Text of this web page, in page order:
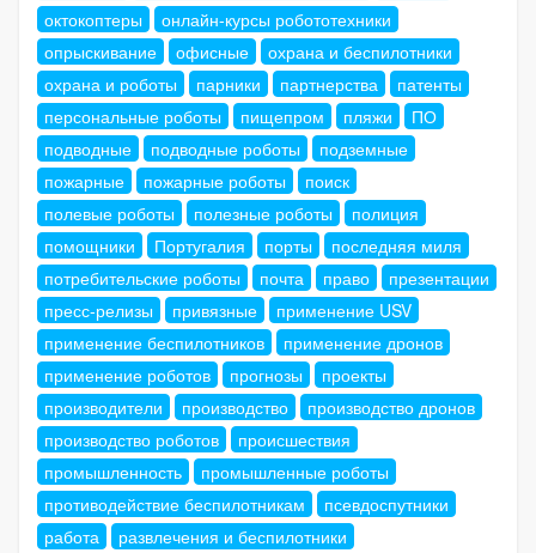
октокоптеры
онлайн-курсы робототехники
опрыскивание
офисные
охрана и беспилотники
охрана и роботы
парники партнерства
патенты
персональные роботы
пищепром пляжи
ПО
подводные
подводные роботы
подземные
пожарные
пожарные роботы
поиск
полевые роботы
полезные роботы
полиция
помощники
Португалия порты
последняя миля
потребительские роботы
почта право
презентации
пресс-релизы
привязные
применение USV
применение беспилотников
применение дронов
применение роботов
прогнозы
проекты
производители
производство
производство дронов
производство роботов
происшествия
промышленность
промышленные роботы
противодействие беспилотникам
псевдоспутники
работа
развлечения и беспилотники